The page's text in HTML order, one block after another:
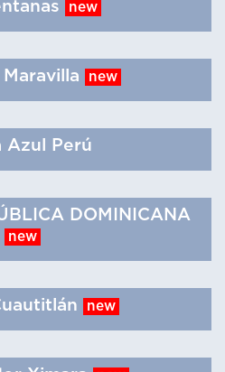
new
new
Azul Perú
DOMINICANA
new
new